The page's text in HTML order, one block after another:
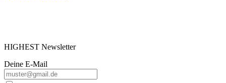
HIGHEST Newsletter
Deine E-Mail